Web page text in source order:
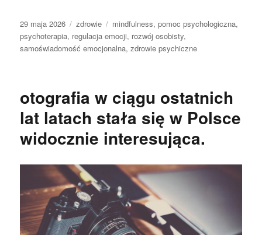
Data
publikacji
29 maja 2026 Kategorie
zdrowie Tagi
mindfulness,pomoc psychologiczna,
psychoterapia, regulacja emocji, rozwój osobisty,
samoświadomość emocjonalna,zdrowie psychiczne
otografia w ciągu ostatnich
lat latach stała się w Polsce
widocznie interesująca.